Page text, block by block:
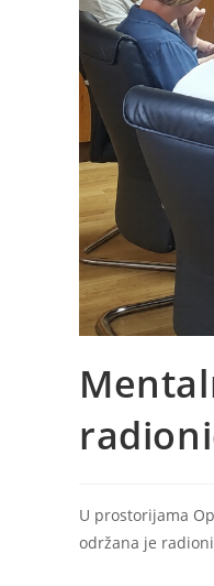
U prostorijama
održana je